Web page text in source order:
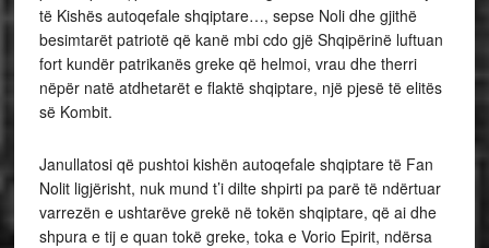
të Kishës autoqefale shqiptare…, sepse Noli dhe gjithë
besimtarët patriotë që kanë mbi cdo gjë Shqipërinë luftuan
fort kundër patrikanës greke që helmoi, vrau dhe therri
nëpër natë atdhetarët e flaktë shqiptare, një pjesë të elitës
së Kombit.
Janullatosi që pushtoi kishën autoqefale shqiptare të Fan
Nolit ligjërisht, nuk mund t’i dilte shpirti pa parë të ndërtuar
varrezën e ushtarëve grekë në tokën shqiptare, që ai dhe
shpura e tij e quan tokë greke, toka e Vorio Epirit, ndërsa